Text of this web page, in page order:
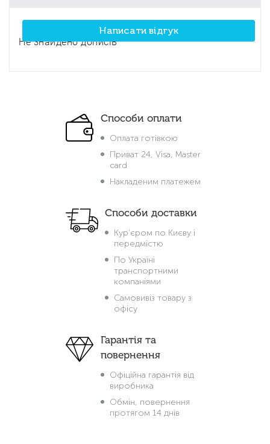
Не знайдено дописів
Написати відгук
Способи оплати
Оплата готівкою
Приват 24, Visa, Master
card
Накладеним платежем
Способи доставки
Кур'єром по Києву і
передмістю
По Україні
транспортними
компаніями
Самовивіз товару з
офісу
Гарантія та
повернення
Офіційна гарантія від
виробника
Обмін, повернення
протягом 14 днів